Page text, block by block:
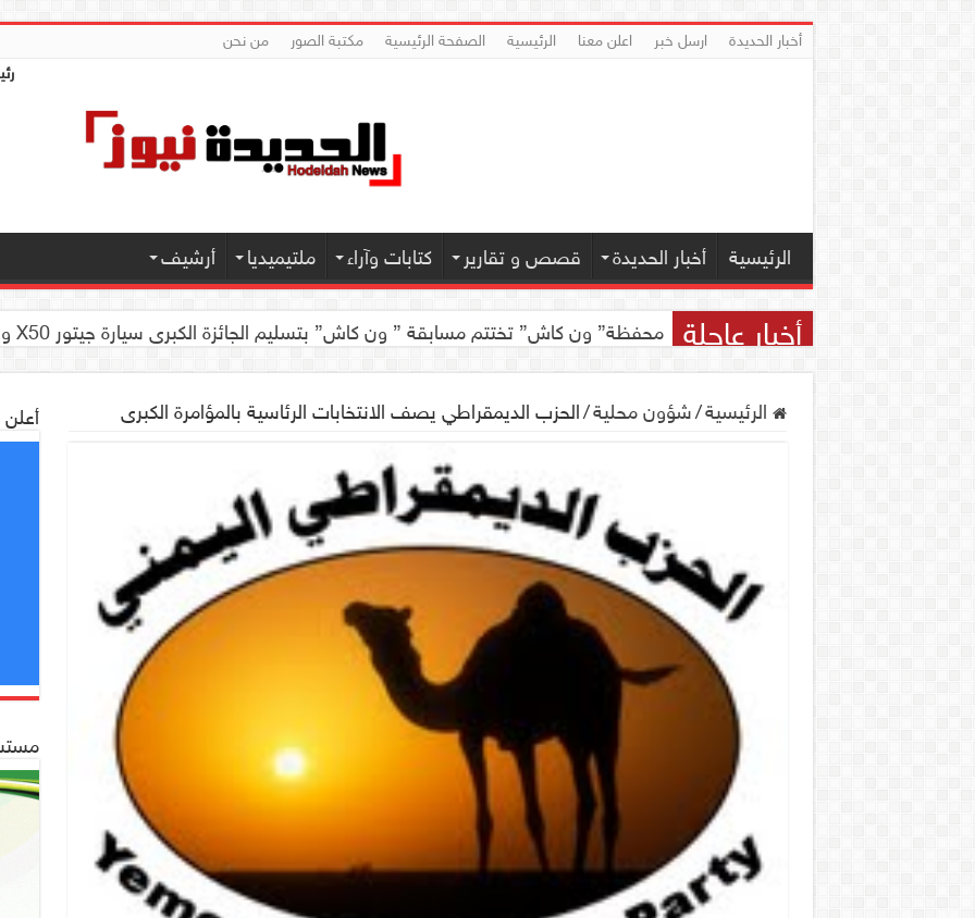
أخبار الحديدة ارسل خبر اعلن معنا الرئيسية الصفحة الرئيسية مكتبة الصور
من نحن
الرئيسية أخبار الحديدة قصص و تقارير كتابات وآراء ملتيميديا أرشيف
أخبار عاجلة محفظة” ون كاش” تختتم مسابقة ” ون كاش” بتسليم الجائزة الكبرى سيارة جيتور X50 والجوائز المالية لموديل 2026 بصنعاء
الرئيسية/شؤون محلية/الحزب الديمقراطي يصف الانتخابات الرئاسية بالمؤامرة الكبرى أعلن